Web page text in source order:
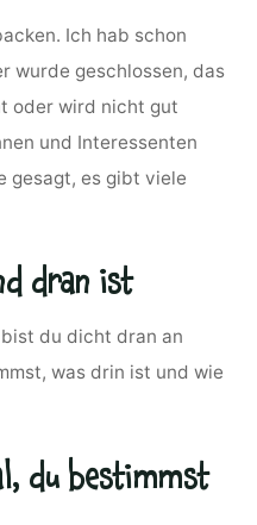
Ich hab schon
wurde geschlossen, das
oder wird nicht gut
und Interessenten
gesagt, es gibt viele
dran ist
du dicht dran an
was drin ist und wie
du bestimmst